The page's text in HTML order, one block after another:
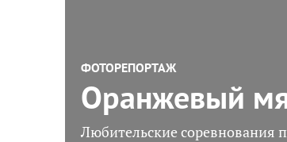
ФОТОРЕПОРТАЖ
Оранжевый
Любительские соревнования